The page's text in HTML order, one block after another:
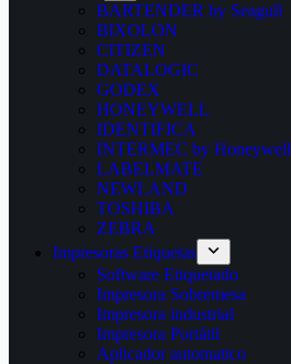
BARTENDER by Seagull
BIXOLON
CITIZEN
DATALOGIC
GODEX
HONEYWELL
IDENTIFICA
INTERMEC by Honeywell
LABELMATE
NEWLAND
TOSHIBA
ZEBRA
Impresoras Etiquetas
Software Etiquetado
Impresora Sobremesa
Impresora industrial
Impresora Portátil
Aplicador automatico